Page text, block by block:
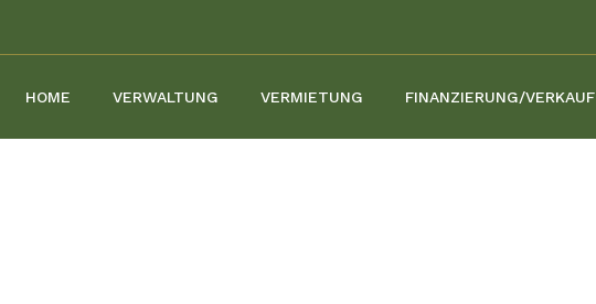
HOME VERWALTUNG VERMIETUNG FINANZIERUNG/VERKAUF